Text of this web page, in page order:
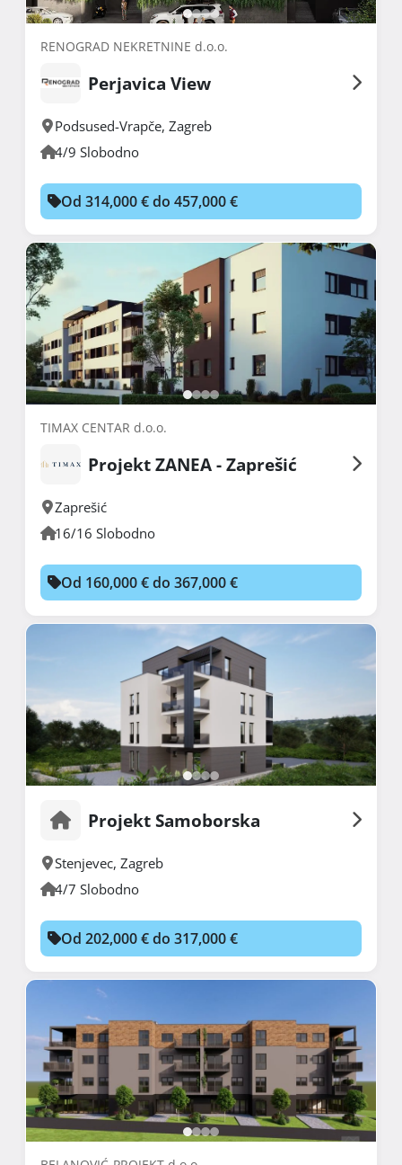
RENOGRAD NEKRETNINE d.o.o.
Perjavica View
Podsused-Vrapče, Zagreb
4/9 Slobodno
Od 314,000 € do 457,000 €
TIMAX CENTAR d.o.o.
Projekt ZANEA - Zaprešić
Zaprešić
16/16 Slobodno
Od 160,000 € do 367,000 €
Projekt Samoborska
Stenjevec, Zagreb
4/7 Slobodno
Od 202,000 € do 317,000 €